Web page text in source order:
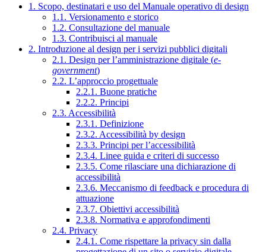
1. Scopo, destinatari e uso del Manuale operativo di design
1.1. Versionamento e storico
1.2. Consultazione del manuale
1.3. Contribuisci al manuale
2. Introduzione al design per i servizi pubblici digitali
2.1. Design per l’amministrazione digitale (e-
government)
2.2. L’approccio progettuale
2.2.1. Buone pratiche
2.2.2. Principi
2.3. Accessibilità
2.3.1. Definizione
2.3.2. Accessibilità by design
2.3.3. Principi per l’accessibilità
2.3.4. Linee guida e criteri di successo
2.3.5. Come rilasciare una dichiarazione di
accessibilità
2.3.6. Meccanismo di feedback e procedura di
attuazione
2.3.7. Obiettivi accessibilità
2.3.8. Normativa e approfondimenti
2.4. Privacy
2.4.1. Come rispettare la privacy sin dalla